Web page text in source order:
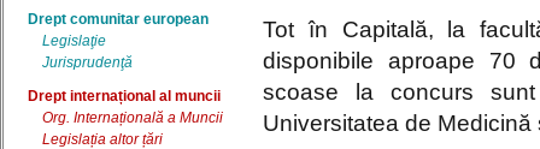
Tot în Capitală, la
disponibile aproape 70
scoase la concurs
Universitatea de
Drept comunitar european
Legislaţie
Jurisprudenţă
Drept internațional al muncii
Org. Internațională a Muncii
Legislația altor țări